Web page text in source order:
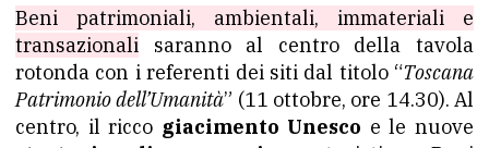
Beni patrimoniali, ambientali, immateriali e
transazionali saranno al centro della tavola
rotonda con i referenti dei siti dal titolo “Toscana
Patrimonio dell’Umanità” (11 ottobre, ore 14.30). Al
centro, il ricco giacimento Unesco e le nuove